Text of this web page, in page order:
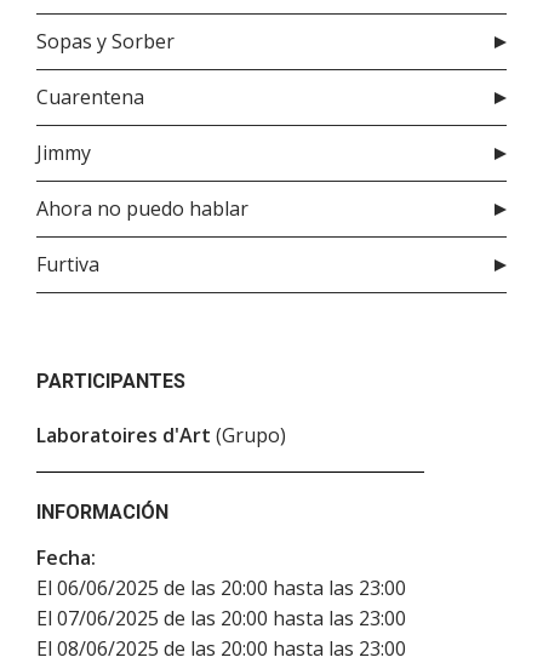
Sopas y Sorber
Cuarentena
Jimmy
Ahora no puedo hablar
Furtiva
PARTICIPANTES
Laboratoires d'Art (Grupo)
INFORMACIÓN
Fecha:
El 06/06/2025 de las 20:00 hasta las 23:00
El 07/06/2025 de las 20:00 hasta las 23:00
El 08/06/2025 de las 20:00 hasta las 23:00